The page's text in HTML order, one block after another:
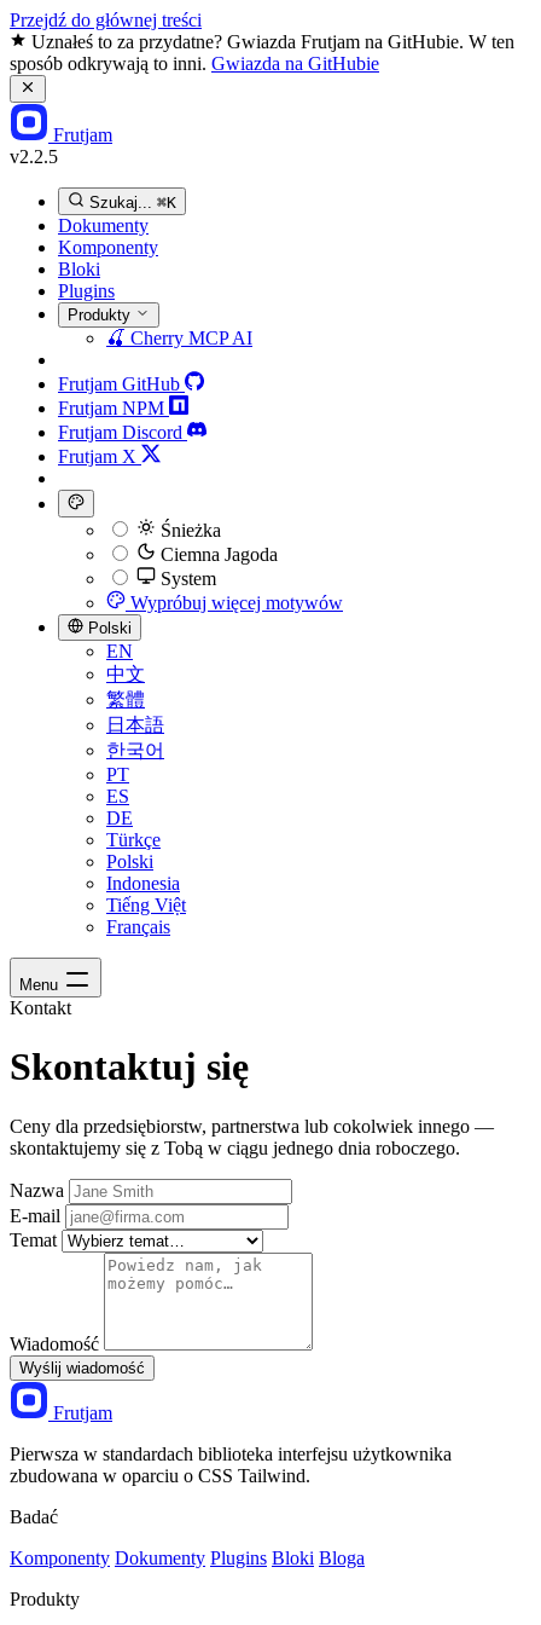
Przejdź do głównej treści
Uznałeś to za przydatne? Gwiazda Frutjam na GitHubie. W ten
sposób odkrywają to inni. Gwiazda na GitHubie
Frutjam
v2.2.5
Szukaj... ⌘K
Dokumenty
Komponenty
Bloki
Plugins
Produkty
🍒 Cherry MCPAI
Frutjam GitHub
Frutjam NPM
Frutjam Discord
Frutjam X
Śnieżka
Ciemna Jagoda
System
Wypróbuj więcej motywów
Polski
EN
中文
繁體
日本語
한국어
PT
ES
DE
Türkçe
Polski
Indonesia
Tiếng Việt
Français
Menu
Kontakt
Skontaktuj się
Ceny dla przedsiębiorstw, partnerstwa lub cokolwiek innego —
skontaktujemy się z Tobą w ciągu jednego dnia roboczego.
Nazwa
E-mail
Temat
Wiadomość
Wyślij wiadomość
Frutjam
Pierwsza w standardach biblioteka interfejsu użytkownika
zbudowana w oparciu o CSS Tailwind.
Badać
Komponenty Dokumenty Plugins Bloki Bloga
Produkty